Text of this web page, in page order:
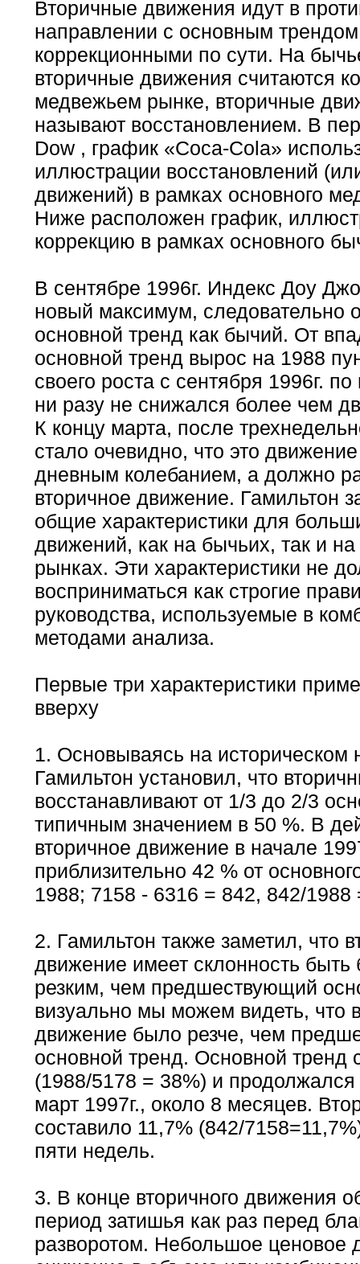
Вторичные движения идут в
направлении с основным
коррекционными по сути. На
вторичные движения считаются
медвежьем рынке, вторичные
называют восстановлением. В
Dow , график «Coca-Cola»
иллюстрации восстановлений
движений) в рамках основного
Ниже расположен график,
коррекцию в рамках основного
В сентябре 1996г. Индекс Доу
новый максимум, следовательно
основной тренд как бычий. От
основной тренд вырос на 1988
своего роста с сентября 1996г.
ни разу не снижался более чем
К концу марта, после
стало очевидно, что это
дневным колебанием, а должно
вторичное движение. Гамильтон
общие характеристики для
движений, как на бычьих, так и
рынках. Эти характеристики не
восприниматься как строгие
руководства, используемые в
методами анализа.
Первые три характеристики
вверху
1. Основываясь на историческом
Гамильтон установил, что
восстанавливают от 1/3 до 2/3
типичным значением в 50 %. В
вторичное движение в начале
приблизительно 42 % от
1988; 7158 - 6316 = 842, 842/1988
2. Гамильтон также заметил, что
движение имеет склонность
резким, чем предшествующий
визуально мы можем видеть, что
движение было резче, чем
основной тренд. Основной тренд
(1988/5178 = 38%) и
март 1997г., около 8 месяцев.
составило 11,7% (842/
пяти недель.
3. В конце вторичного движения
период затишья как раз перед
разворотом. Небольшое ценовое